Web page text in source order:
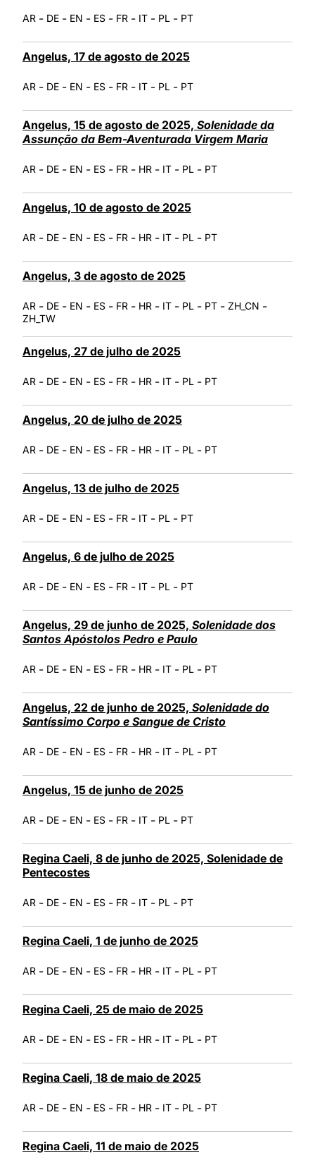
AR - DE - EN - ES - FR - IT - PL - PT
Angelus, 17 de agosto de 2025
AR - DE - EN - ES - FR - IT - PL - PT
Angelus, 15 de agosto de 2025, Solenidade da
Assunção da Bem-Aventurada Virgem Maria
AR - DE - EN - ES - FR - HR - IT - PL - PT
Angelus, 10 de agosto de 2025
AR - DE - EN - ES - FR - HR - IT - PL - PT
Angelus, 3 de agosto de 2025
AR - DE - EN - ES - FR - HR - IT - PL - PT - ZH_CN -
ZH_TW
Angelus, 27 de julho de 2025
AR - DE - EN - ES - FR - HR - IT - PL - PT
Angelus, 20 de julho de 2025
AR - DE - EN - ES - FR - HR - IT - PL - PT
Angelus, 13 de julho de 2025
AR - DE - EN - ES - FR - IT - PL - PT
Angelus, 6 de julho de 2025
AR - DE - EN - ES - FR - IT - PL - PT
Angelus, 29 de junho de 2025, Solenidade dos
Santos Apóstolos Pedro e Paulo
AR - DE - EN - ES - FR - HR - IT - PL - PT
Angelus, 22 de junho de 2025, Solenidade do
Santíssimo Corpo e Sangue de Cristo
AR - DE - EN - ES - FR - HR - IT - PL - PT
Angelus, 15 de junho de 2025
AR - DE - EN - ES - FR - IT - PL - PT
Regina Caeli, 8 de junho de 2025, Solenidade de
Pentecostes
AR - DE - EN - ES - FR - IT - PL - PT
Regina Caeli, 1 de junho de 2025
AR - DE - EN - ES - FR - HR - IT - PL - PT
Regina Caeli, 25 de maio de 2025
AR - DE - EN - ES - FR - HR - IT - PL - PT
Regina Caeli, 18 de maio de 2025
AR - DE - EN - ES - FR - HR - IT - PL - PT
Regina Caeli, 11 de maio de 2025